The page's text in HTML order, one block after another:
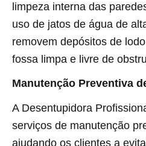
limpeza interna das
uso de jatos de água de
removem depósitos de
fossa limpa e livre de
Manutenção Preventiva
A Desentupidora
serviços de manutenção
ajudando os clientes a